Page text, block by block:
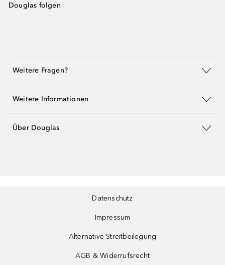
Douglas folgen
Weitere Fragen?
Weitere Informationen
Über Douglas
Datenschutz
Impressum
Alternative Streitbeilegung
AGB & Widerrufsrecht